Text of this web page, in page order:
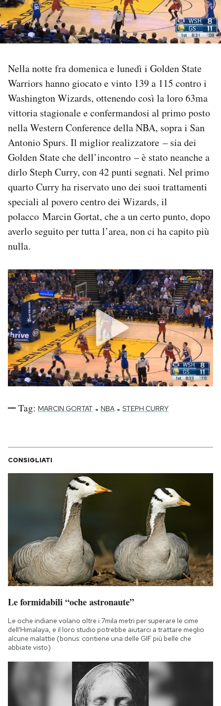
PODCAST
I MIEI PREFERITI
SHOP
CALENDARIO
AREA PERSONALE
Area Personale
Newsletter
Notifiche mobile
Nella notte fra domenica e lunedì i Golden State
Warriors hanno giocato e vinto 139 a 115 contro i
Washington Wizards, ottenendo così la loro 63ma
vittoria stagionale e confermandosi al primo posto
nella Western Conference della NBA, sopra i San
Antonio Spurs. Il miglior realizzatore – sia dei
Golden State che dell’incontro – è stato neanche a
dirlo Steph Curry, con 42 punti segnati. Nel primo
quarto Curry ha riservato uno dei suoi trattamenti
speciali al povero centro dei Wizards, il
polacco Marcin Gortat, che a un certo punto, dopo
averlo seguito per tutta l’area, non ci ha capito più
nulla.
Tag: MARCIN GORTAT - NBA - STEPH CURRY
CONSIGLIATI
Le formidabili “oche astronaute”
Le oche indiane volano oltre i 7mila metri per superare le cime
dell'Himalaya, e il loro studio potrebbe aiutarci a trattare meglio
alcune malattie (bonus: contiene una delle GIF più belle che
abbiate visto)